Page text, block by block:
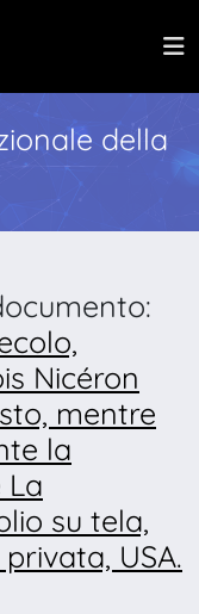
della
Nicéron
mentre
la
La
su tela,
USA.